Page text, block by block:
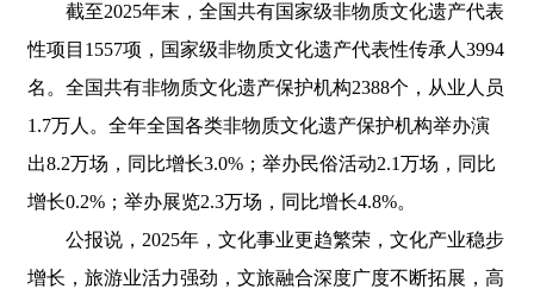
截至2025年末，全国共有国家级非物质文化遗产代表
性项目1557项，国家级非物质文化遗产代表性传承人3994
名。全国共有非物质文化遗产保护机构2388个，从业人员
1.7万人。全年全国各类非物质文化遗产保护机构举办演
出8.2万场，同比增长3.0%；举办民俗活动2.1万场，同比
增长0.2%；举办展览2.3万场，同比增长4.8%。
公报说，2025年，文化事业更趋繁荣，文化产业稳步
增长，旅游业活力强劲，文旅融合深度广度不断拓展，高